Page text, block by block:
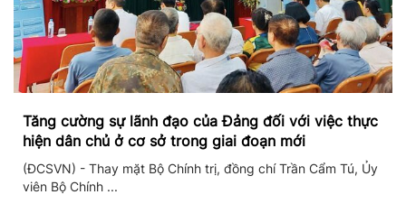
Tăng cường sự lãnh đạo của Đảng đối với việc thực
hiện dân chủ ở cơ sở trong giai đoạn mới
(ĐCSVN) - Thay mặt Bộ Chính trị, đồng chí Trần Cẩm Tú, Ủy
viên Bộ Chính ...